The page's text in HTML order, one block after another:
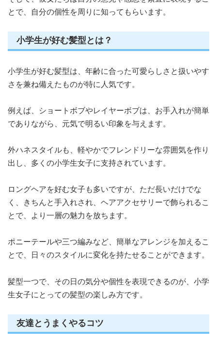
とで、自分の個性を周りに知ってもらいます。
小学生が好む髪型とは？
小学生が好む髪型は、年齢に合った可愛らしさと扱いやす
さを兼ね備えたものが特に人気です。
例えば、ショートボブやレイヤーボブは、お手入れが簡単
でありながら、元気で明るい印象を与えます。
外ハネスタイルも、軽やかでフレンドリーな雰囲気を作り
出し、多くの小学生女子に支持されています。
ロングヘアを好む女子も多いですが、ただ長いだけでな
く、きちんと手入れされ、ヘアアクセサリーで飾られるこ
とで、より一層の魅力を放ちます。
ポニーテールや三つ編みなど、簡単なアレンジを加えるこ
とで、日々のスタイルに変化を持たせることができます。
髪型一つで、その日の気分や個性を表現できるのが、小学
生女子にとっての髪型の楽しみ方です。
友達とうまくやるコツ